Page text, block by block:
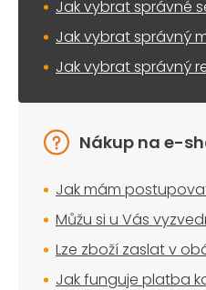
Jak vybrat správné
Jak vybrat správný
Jak vybrat správný
Nákup na e-
Jak mám
Můžu si u Vás
Lze zboží zaslat v
Jak funguje platba